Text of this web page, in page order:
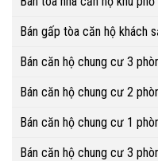
Bán gấp tòa căn hộ khách
Bán căn hộ chung cư 3
Bán căn hộ chung cư 2
Bán căn hộ chung cư 1
Bán căn hộ chung cư 3